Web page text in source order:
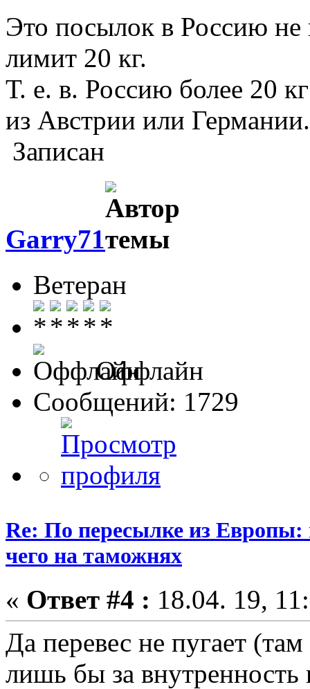
Это посылок в Россию не
лимит 20 кг.
Т. е. в. Россию более 20
из Австрии или Германии.
Записан
Garry71
Ветеран
Оффлайн
Сообщений: 1729
Re: По пересылке из Европы:
чего на таможнях
« Ответ #4 : 18.04. 19,
Да перевес не пугает
лишь бы за внутренность